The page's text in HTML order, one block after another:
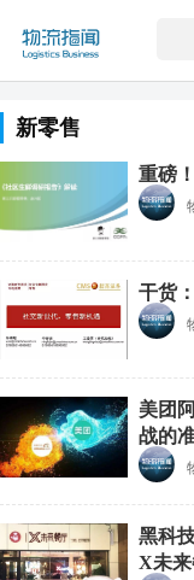
新零售
重磅
干货
美团
战的
黑科
X未来